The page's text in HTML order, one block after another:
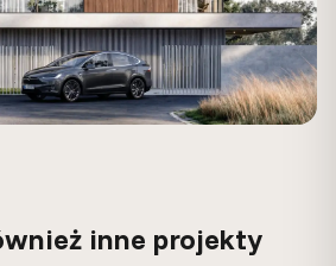
inne projekty